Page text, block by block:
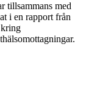
tillsammans med
i en rapport från